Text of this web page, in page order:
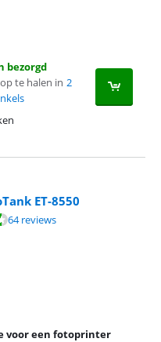
bezorgd
te halen in 2
ET-8550
op 64 reviews.
64 reviews
voor een fotoprinter